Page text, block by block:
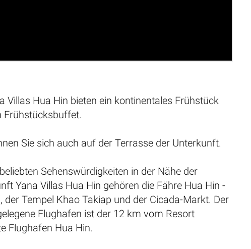
Villas Hua Hin bieten ein kontinentales Frühstück
Frühstücksbuffet.
Sie sich auch auf der Terrasse der Unterkunft.
Sehenswürdigkeiten in der Nähe der
Yana Villas Hua Hin gehören die Fähre Hua Hin -
der Tempel Khao Takiap und der Cicada-Markt. Der
Flughafen ist der 12 km vom Resort
Flughafen Hua Hin.